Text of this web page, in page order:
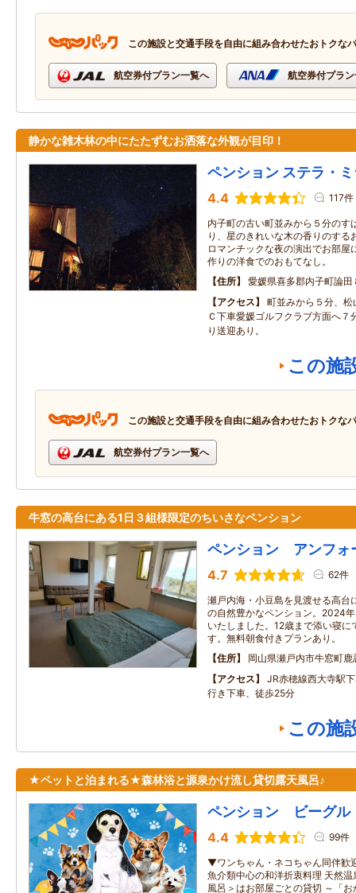
この施設と交通手段を自由に組み合わせたおトクな
航空券付プラン一覧へ 航空券付プラ
静かな雑木林の中にたたずむお洒落な外観が目印！
ペンション ステラ・
4.4 117件
内子町の古い町並みから５分のす
り、星のきれいな木の香りのする
ロマンチックな夜の演出でお部屋
作りの洋食でのおもてなし。
住所
愛媛県喜多郡内子町論田
アクセス
町並みから５分、
Ｃ下車愛媛ゴルフクラブ方面へ７
り送迎あり。
この施
この施設と交通手段を自由に組み合わせたおトクな
航空券付プラン一覧へ
牛窓の高台にある1日３組様限定のちいさなペンション
ペンション アンフォ
4.7 62件
瀬戸内海・小豆島を見渡せる高台
の自然豊かなペンション。2024
いたしました。12歳まで添い寝
す。無料朝食付きプランあり。
住所
岡山県瀬戸内市牛窓町
アクセス
JR赤穂線西大寺駅
行き下車、徒歩25分
この施
★ペットと泊まれる★森林浴と源泉かけ流し貸切露天風呂♪
ペンション ビーグル
4.4 99件
▼ワンちゃん・ネコちゃん同伴歓
魚介類中心の和洋折衷料理 天然
風呂＞はお部屋ごとの貸切 ～「